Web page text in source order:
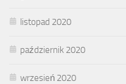
listopad 2020
październik 2020
wrzesień 2020